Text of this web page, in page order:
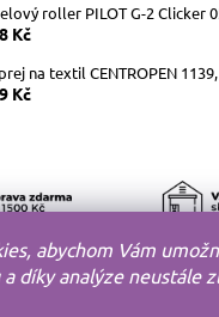
abychom Vám
díky analýze neustále
roller PILOT G-2 Clicker
Kč
na textil CENTROPEN
Kč